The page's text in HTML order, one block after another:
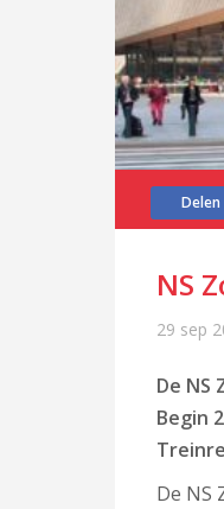
Delen
NS
29 sep
De
Begin
De NS